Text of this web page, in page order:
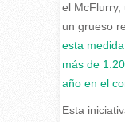
el McFlurry,
un grueso
esta
más de
año en el
Esta